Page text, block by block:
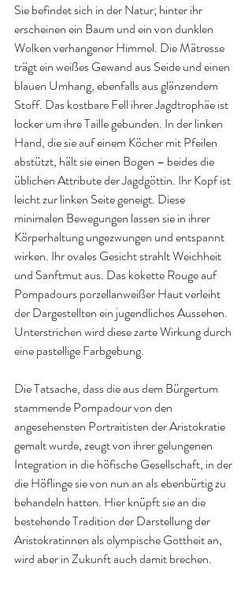
Sie befindet sich in der Natur; hinter ihr
erscheinen ein Baum und ein von dunklen
Wolken verhangener Himmel. Die Mätresse
trägt ein weißes Gewand aus Seide und einen
blauen Umhang, ebenfalls aus glänzendem
Stoff. Das kostbare Fell ihrer Jagdtrophäe ist
locker um ihre Taille gebunden. In der linken
Hand, die sie auf einem Köcher mit Pfeilen
abstützt, hält sie einen Bogen – beides die
üblichen Attribute der Jagdgöttin. Ihr Kopf ist
leicht zur linken Seite geneigt. Diese
minimalen Bewegungen lassen sie in ihrer
Körperhaltung ungezwungen und entspannt
wirken. Ihr ovales Gesicht strahlt Weichheit
und Sanftmut aus. Das kokette Rouge auf
Pompadours porzellanweißer Haut verleiht
der Dargestellten ein jugendliches Aussehen.
Unterstrichen wird diese zarte Wirkung durch
eine pastellige Farbgebung.
Die Tatsache, dass die aus dem Bürgertum
stammende Pompadour von den
angesehensten Portraitisten der Aristokratie
gemalt wurde, zeugt von ihrer gelungenen
Integration in die höfische Gesellschaft, in der
die Höflinge sie von nun an als ebenbürtig zu
behandeln hatten. Hier knüpft sie an die
bestehende Tradition der Darstellung der
Aristokratinnen als olympische Gottheit an,
wird aber in Zukunft auch damit brechen.